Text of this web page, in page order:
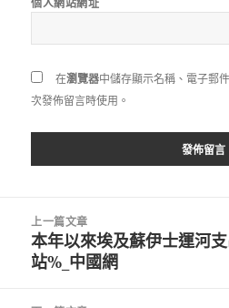
個人網站網址
在瀏覽器中儲存顯示名稱、電子郵
次發佈留言時使用。
上一篇文章
上
一
本年以來埃及蘇伊士運河
站%_中國網